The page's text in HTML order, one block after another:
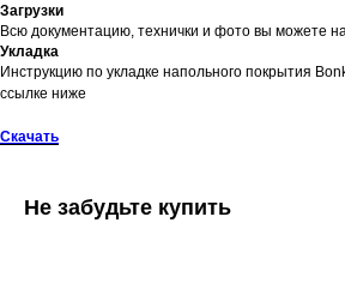
Загрузки
Всю документацию, технички и фото вы можете
Укладка
Инструкцию по укладке напольного покрытия
ссылке ниже
Скачать
Не забудьте купить